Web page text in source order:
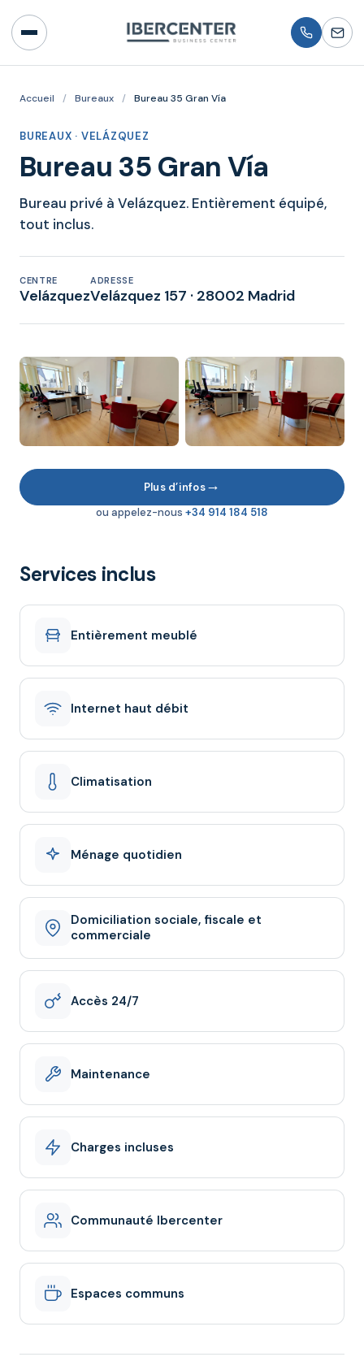
Accueil / Bureaux / Bureau 35 Gran Vía
BUREAUX · VELÁZQUEZ
Bureau 35 Gran Vía
Bureau privé à Velázquez. Entièrement équipé,
tout inclus.
CENTRE
Velázquez
ADRESSE
Velázquez 157 · 28002 Madrid
Plus d’infos→
ou appelez-nous +34 914 184 518
Services inclus
Entièrement meublé
Internet haut débit
Climatisation
Ménage quotidien
Domiciliation sociale, fiscale et
commerciale
Accès 24/7
Maintenance
Charges incluses
Communauté Ibercenter
Espaces communs